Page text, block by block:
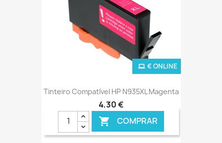
Tinteiro Compatível HP N935XL Magenta
4,30 €
 COMPRAR
€ ONLINE